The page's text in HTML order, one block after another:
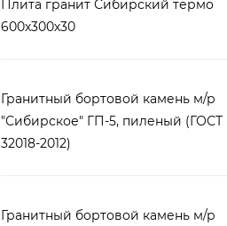
Плита гранит Сибирский термо
600х300х30
Гранитный бортовой камень м/р
"Сибирское" ГП-5, пиленый (ГОСТ
32018-2012)
Гранитный бортовой камень м/р